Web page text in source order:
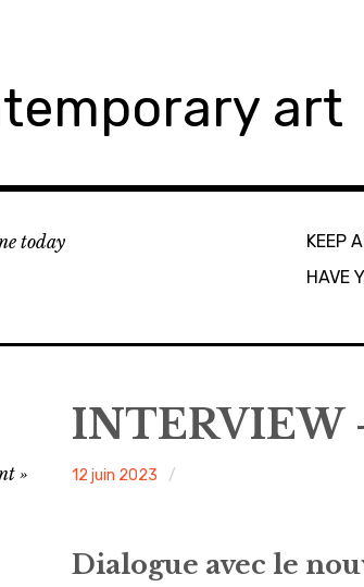
art
today
KEEP
HAVE
INTERVIEW
ACA
12 juin 2023
Dialogue avec le